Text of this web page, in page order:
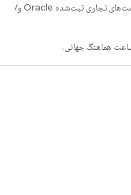
هستند. جاوا و OpenJDK علامت‌های تجاری یا علامت‌های تجاری ثبت‌شده Oracle و/